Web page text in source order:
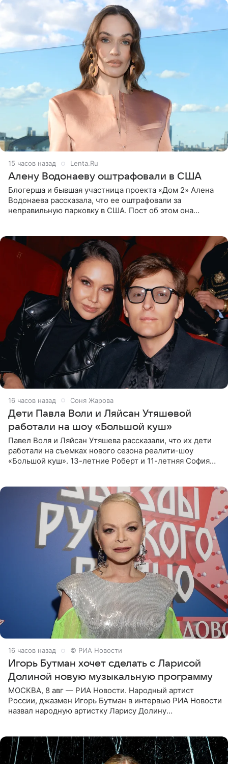
15 часов назад Lenta.Ru
Алену Водонаеву оштрафовали в США
Блогерша и бывшая участница проекта «Дом 2» Алена
Водонаева рассказала, что ее оштрафовали за
неправильную парковку в США. Пост об этом она
16 часов назад Соня Жарова
Дети Павла Воли и Ляйсан Утяшевой
работали на шоу «Большой куш»
Павел Воля и Ляйсан Утяшева рассказали, что их дети
работали на съемках нового сезона реалити-шоу
«Большой куш». 13-летние Роберт и 11-летняя София
16 часов назад © РИА Новости
Игорь Бутман хочет сделать с Ларисой
Долиной новую музыкальную программу
МОСКВА, 8 авг — РИА Новости. Народный артист
России, джазмен Игорь Бутман в интервью РИА Новости
назвал народную артистку Ларису Долину